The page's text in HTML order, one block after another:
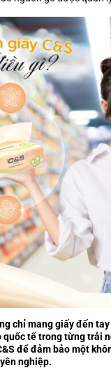
chỉ mang giấy đến
quốc tế trong từng trải
để đảm bảo một
nghiệp.